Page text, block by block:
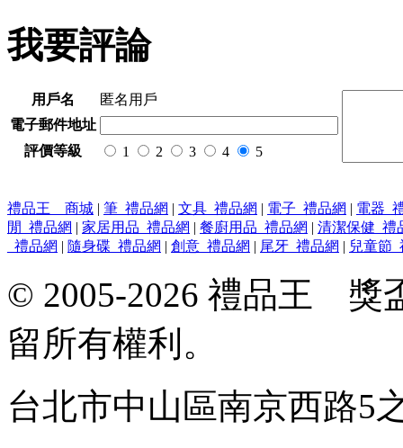
我要評論
用戶名
匿名用戶
電子郵件地址
評價等級
1 2 3 4 5
禮品王 商城 | 筆_禮品網 | 文具_禮品網 | 電子_禮品網 | 電器_
閒_禮品網 | 家居用品_禮品網 | 餐廚用品_禮品網 | 清潔保健_禮
_禮品網 | 隨身碟_禮品網 | 創意_禮品網 | 尾牙_禮品網 | 兒童節
© 2005-2026 禮品王 獎
留所有權利。
台北市中山區南京西路5